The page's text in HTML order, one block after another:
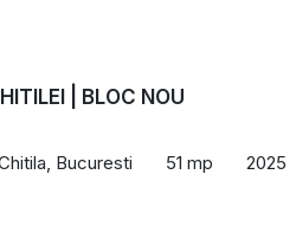
| BLOC NOU
Bucuresti 51 mp 2025